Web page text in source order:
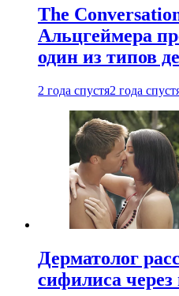
The
Альцгеймера
один из типов
2 года спустя2 года
Дерматолог
сифилиса через